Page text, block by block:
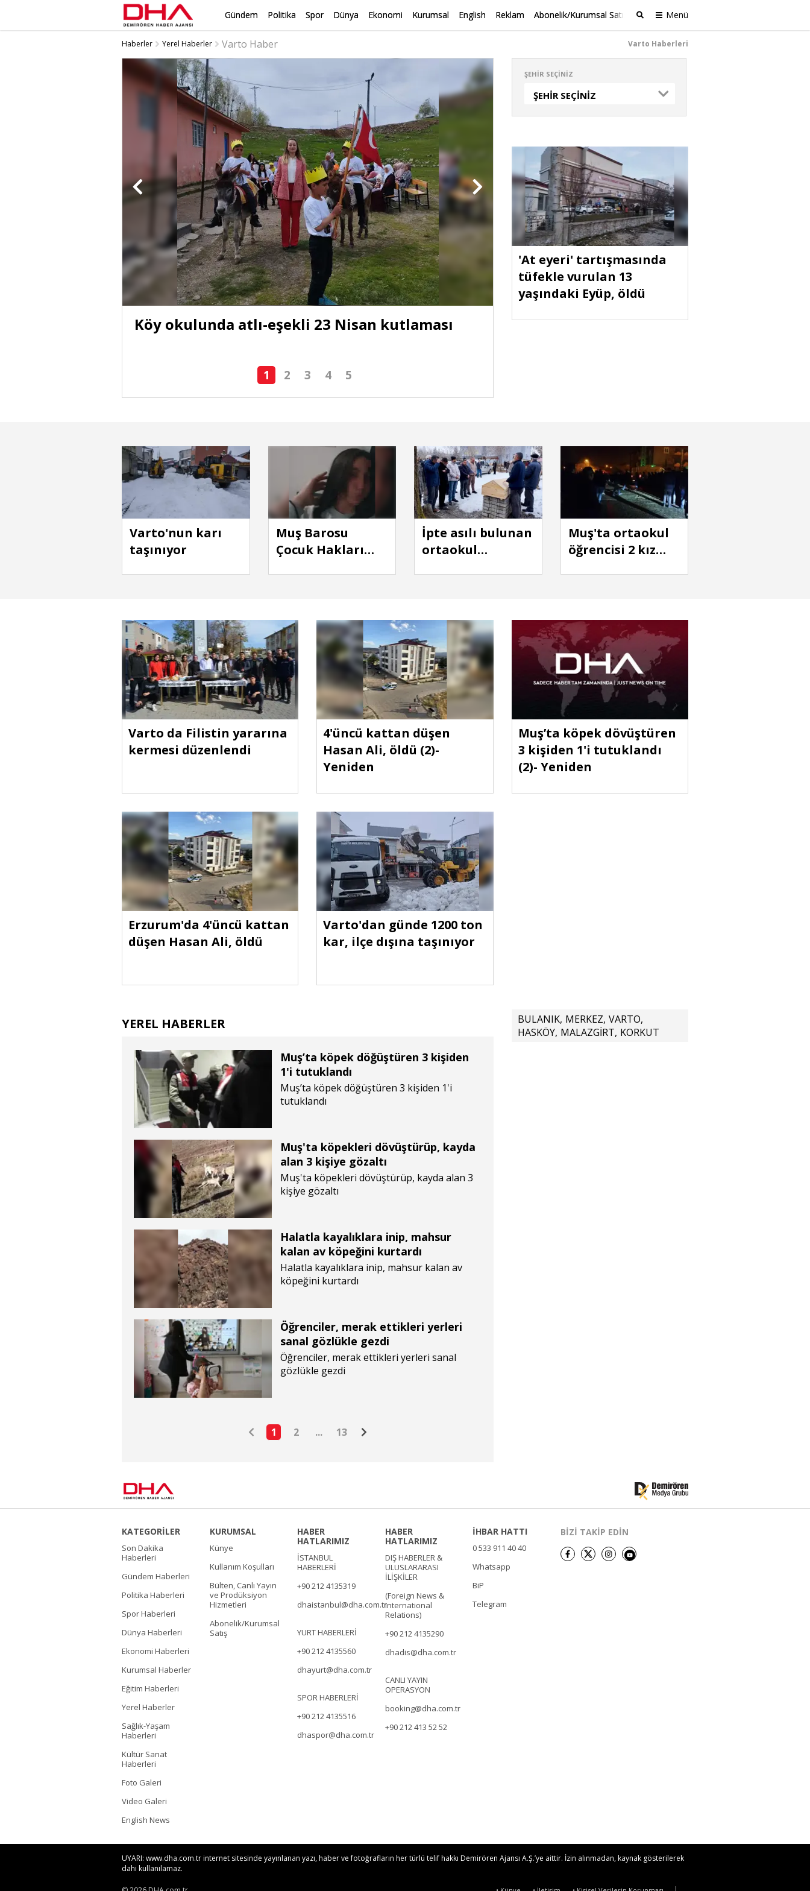
Gündem Politika Spor Dünya Ekonomi Kurumsal English Reklam Abonelik/Kurumsal Satış Menü
Ara
Haberler Yerel Haberler Varto Haber Varto Haberleri
Köy okulunda atlı-eşekli 23 Nisan kutlaması
Muş'ta öğrenci servisi ile hafif ticari araç
1 2 3 4 5
ŞEHIR SEÇINIZ
ŞEHIR SEÇINIZ
'At eyeri' tartışmasında
tüfekle vurulan 13
yaşındaki Eyüp, öldü
Varto'nun karı
taşınıyor
Muş Barosu
Çocuk Hakları
istismar, darp ve
cebir izi
bulunmadı
İpte asılı bulunan
ortaokul
Muş'ta ortaokul
öğrencisi 2 kız
bulundu
Varto da Filistin yararına
kermesi düzenlendi
4'üncü kattan düşen
Hasan Ali, öldü (2)-
Yeniden
Erzurum'da 4'üncü kattan
düşen Hasan Ali, öldü
Varto'dan günde 1200 ton
kar, ilçe dışına taşınıyor
Muş’ta köpek dövüştüren
3 kişiden 1'i tutuklandı
(2)- Yeniden
YEREL HABERLER
Muş’ta köpek döğüştüren 3 kişiden
1'i tutuklandı
Muş’ta köpek döğüştüren 3 kişiden 1'i
tutuklandı
Muş'ta köpekleri dövüştürüp, kayda
alan 3 kişiye gözaltı
Muş'ta köpekleri dövüştürüp, kayda alan 3
kişiye gözaltı
Halatla kayalıklara inip, mahsur
kalan av köpeğini kurtardı
Halatla kayalıklara inip, mahsur kalan av
köpeğini kurtardı
Öğrenciler, merak ettikleri yerleri
sanal gözlükle gezdi
Öğrenciler, merak ettikleri yerleri sanal
gözlükle gezdi
1 2 ... 13
BULANIK, MERKEZ, VARTO,
HASKÖY, MALAZGİRT, KORKUT
KATEGORİLER
Son Dakika
Haberleri
Gündem Haberleri
Politika Haberleri
Spor Haberleri
Dünya Haberleri
Ekonomi Haberleri
Kurumsal Haberler
Eğitim Haberleri
Yerel Haberler
Sağlık-Yaşam
Haberleri
Kültür Sanat
Haberleri
Foto Galeri
Video Galeri
English News
KURUMSAL
Künye
Kullanım Koşulları
Bülten, Canlı Yayın
ve Prodüksiyon
Hizmetleri
Abonelik/Kurumsal
Satış
HABER
HATLARIMIZ
İSTANBUL
HABERLERİ
+90 212 4135319
dhaistanbul@dha.com.tr
YURT HABERLERİ
+90 212 4135560
dhayurt@dha.com.tr
SPOR HABERLERİ
+90 212 4135516
dhaspor@dha.com.tr
HABER
HATLARIMIZ
DIŞ HABERLER &
ULUSLARARASI
İLİŞKİLER
(Foreign News &
International
Relations)
+90 212 4135290
dhadis@dha.com.tr
CANLI YAYIN
OPERASYON
booking@dha.com.tr
+90 212 413 52 52
İHBAR HATTI
0 533 911 40 40
Whatsapp
BiP
Telegram
BİZİ TAKİP EDİN
UYARI: www.dha.com.tr internet sitesinde yayınlanan yazı, haber ve fotoğrafların her türlü telif hakkı Demirören Ajansı A.Ş.’ye aittir. İzin alınmadan, kaynak gösterilerek
dahi kullanılamaz.